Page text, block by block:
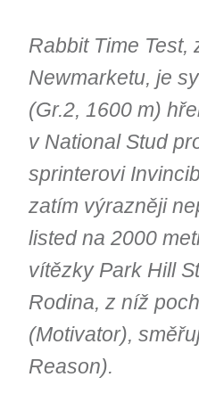
Rabbit Time Test,
Newmarketu, je
(Gr.2, 1600 m)
v National Stud
sprinterovi
zatím výrazněji
listed na 2000
vítězky Park Hill
Rodina, z níž
(Motivator),
Reason).